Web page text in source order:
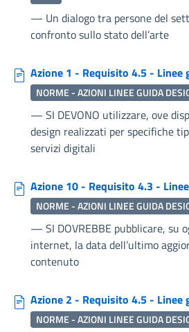
— Un dialogo tra persone del
confronto sullo stato dell’arte
Azione 1 - Requisito 4.5 - Linee
NORME - AZIONI LINEE GUIDA
— SI DEVONO utilizzare, ove
design realizzati per specifiche
servizi digitali
Azione 10 - Requisito 4.3 -
NORME - AZIONI LINEE GUIDA
— SI DOVREBBE pubblicare, su
internet, la data dell’ultimo
contenuto
Azione 2 - Requisito 4.5 - Linee
NORME - AZIONI LINEE GUIDA